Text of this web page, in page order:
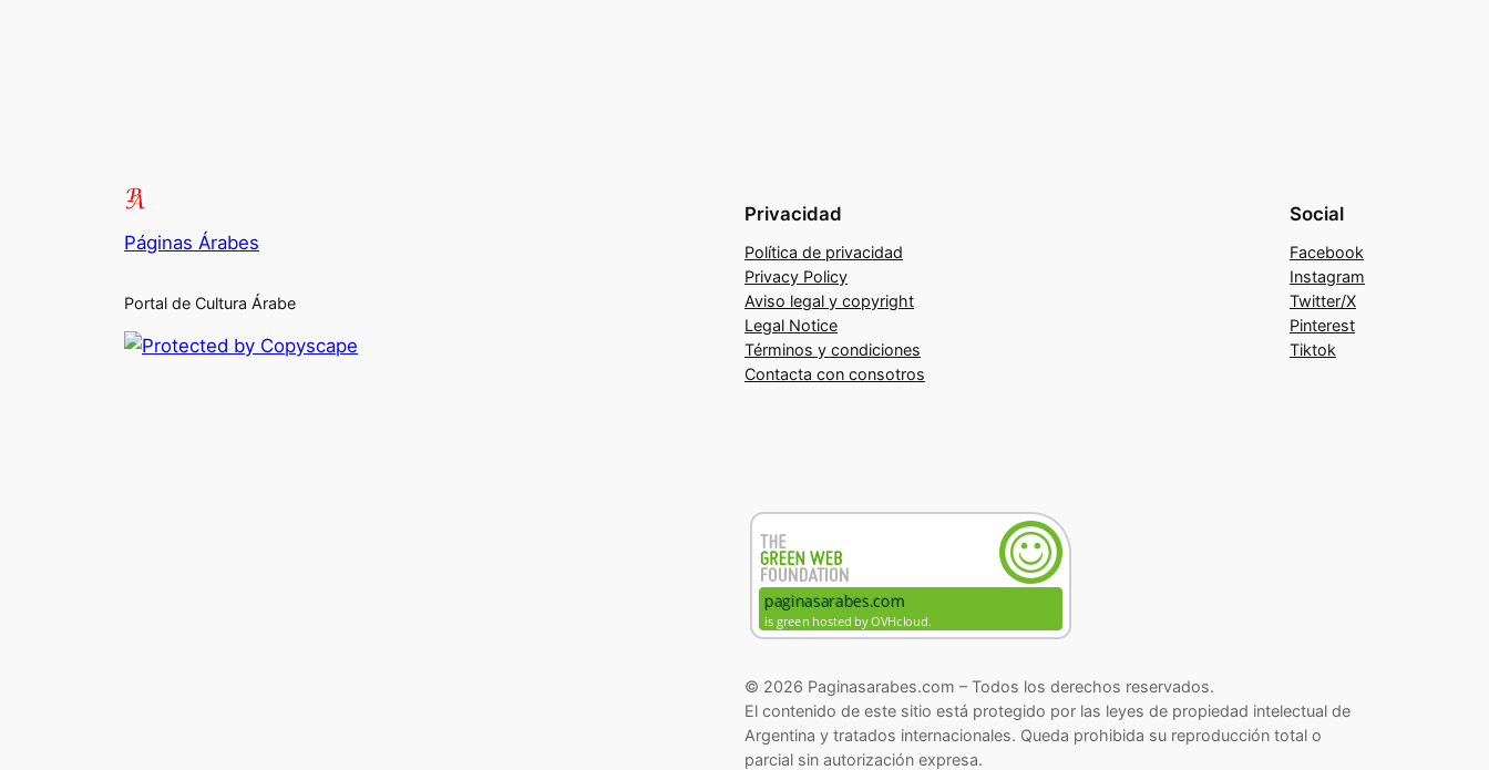
Páginas Árabes
Portal de Cultura Árabe
Privacidad
Política de privacidad
Privacy Policy
Aviso legal y copyright
Legal Notice
Términos y condiciones
Contacta con consotros
Social
Facebook
Instagram
Twitter/X
Pinterest
Tiktok
© 2026 Paginasarabes.com – Todos los derechos reservados.
El contenido de este sitio está protegido por las leyes de propiedad intelectual de
Argentina y tratados internacionales. Queda prohibida su reproducción total o
parcial sin autorización expresa.